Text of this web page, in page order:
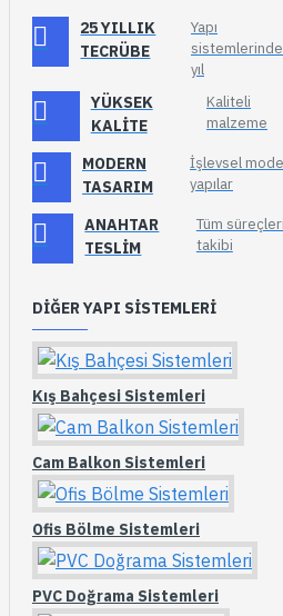
25 YILLIK
TECRÜBE
Yapı
yıl
YÜKSEK
KALITE
Kaliteli
malzeme
MODERN
TASARIM
İşlevsel
yapılar
ANAHTAR
TESLIM
Tüm
takibi
DIĞER YAPI SISTEMLERI
Kış Bahçesi Sistemleri
Cam Balkon Sistemleri
Ofis Bölme Sistemleri
PVC Doğrama Sistemleri